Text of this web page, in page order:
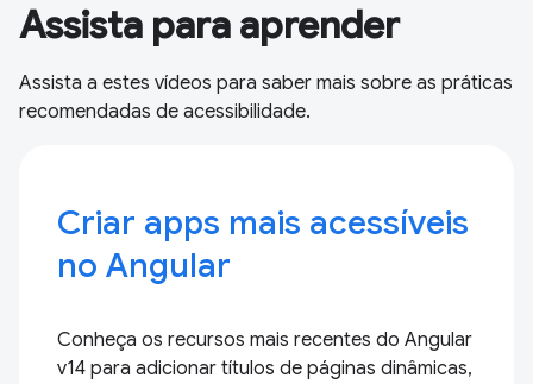
Assista para aprender
Assista a estes vídeos para saber mais sobre as práticas
recomendadas de acessibilidade.
Criar apps mais acessíveis
no Angular
Conheça os recursos mais recentes do Angular
v14 para adicionar títulos de páginas dinâmicas,